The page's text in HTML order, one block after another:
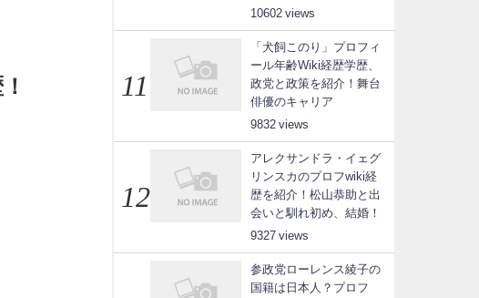
10602
「犬飼このり」プロフィ
ール年齢Wiki経歴学歴、
政党と政策を紹介！舞台
俳優のキャリア
9832
アレクサンドラ・イェグ
リンスカのプロフwiki経
歴を紹介！松山恭助と出
会いと馴れ初め、結婚！
9327
参政党ローレンス綾子の
国籍は日本人？プロフ